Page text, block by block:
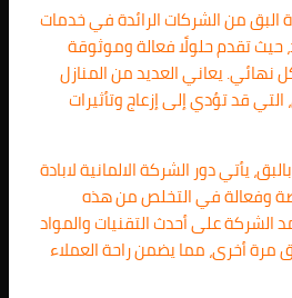
البق من الشركات الرائدة في خدمات
تقدم حلولًا فعالة وموثوقة
يعاني العديد من المنازل
قد تؤدي إلى إزعاج وتأثيرات
يأتي دور الشركة الالمانية لابادة
وفعالة في التخلص من هذه
على أحدث التقنيات والمواد
مرة أخرى، مما يضمن راحة العملاء